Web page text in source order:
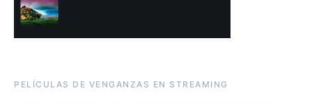
PELÍCULAS DE VENGANZAS EN STREAMING